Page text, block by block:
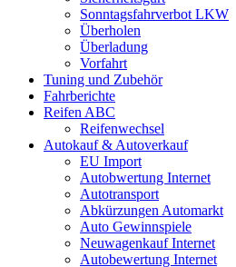
Sonntagsfahrverbot LKW
Überholen
Überladung
Vorfahrt
Tuning und Zubehör
Fahrberichte
Reifen ABC
Reifenwechsel
Autokauf & Autoverkauf
EU Import
Autobwertung Internet
Autotransport
Abkürzungen Automarkt
Auto Gewinnspiele
Neuwagenkauf Internet
Autobewertung Internet